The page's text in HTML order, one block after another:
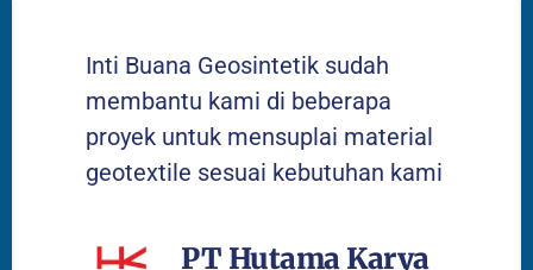
Inti Buana Geosintetik sudah
membantu kami di beberapa
proyek untuk mensuplai material
geotextile sesuai kebutuhan kami
PT Hutama Karya